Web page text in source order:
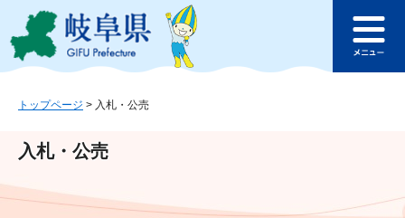
ジ
ュ
文
このページの本文へ
ュ
トップページ > 入札・公売
入札・公売